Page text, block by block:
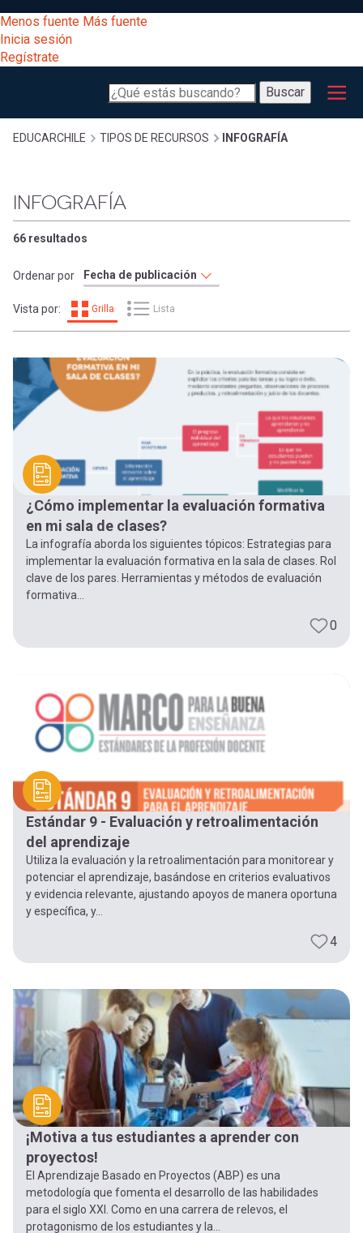
al
contenido
principal
[Educarchile
Escritorio]
Menú
entrar
a
mi
cuenta
Menos fuente Más fuente
Inicia sesión
Regístrate
Buscar
Buscar
Menú
principal
Desarrollo
Expand
Gestión
Comunidad
Expand
Expand
[Educarchile
Mobile]
Menú
entrar
Inicia
sesión
Sobrescribir
enlaces
de
ayuda
a
la
navegación
EDUCARCHILE TIPOS DE RECURSOS INFOGRAFÍA
INFOGRAFÍA
66 resultados
Ordenar por
Vista por: Grilla Lista
¿Cómo implementar la evaluación formativa
en mi sala de clases?
La infografía aborda los siguientes tópicos: Estrategias para
implementar la evaluación formativa en la sala de clases. Rol
clave de los pares. Herramientas y métodos de evaluación
formativa...
0
Estándar 9 - Evaluación y retroalimentación
del aprendizaje
Utiliza la evaluación y la retroalimentación para monitorear y
potenciar el aprendizaje, basándose en criterios evaluativos
y evidencia relevante, ajustando apoyos de manera oportuna
y específica, y...
4
¡Motiva a tus estudiantes a aprender con
proyectos!
El Aprendizaje Basado en Proyectos (ABP) es una
metodología que fomenta el desarrollo de las habilidades
para el siglo XXI. Como en una carrera de relevos, el
protagonismo de los estudiantes y la...